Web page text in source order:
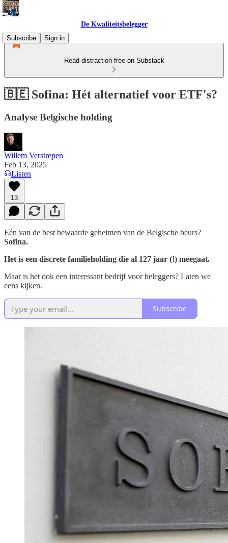
De Kwaliteitsbelegger
Subscribe
Sign in
Read distraction-free on Substack
🇧🇪 Sofina: Hét alternatief voor ETF's?
Analyse Belgische holding
Willem Verstrepen
Feb 13, 2025
Listen
13
Eén van de best bewaarde geheimen van de Belgische beurs?
Sofina.
Het is een discrete familieholding die al 127 jaar (!) meegaat.
Maar is het ook een interessant bedrijf voor beleggers? Laten we
eens kijken.
Subscribe